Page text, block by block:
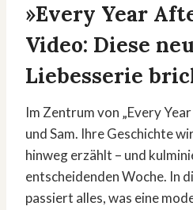
»Every Year
Video: Diese
Liebesserie
Im Zentrum von „Every
und Sam. Ihre Geschichte
hinweg erzählt – und
entscheidenden Woche. In
passiert alles, was eine